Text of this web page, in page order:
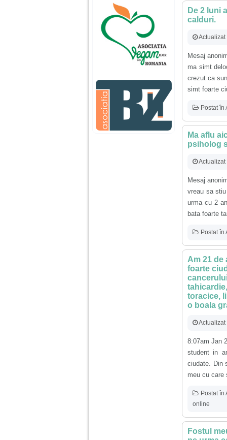
ani, privind in urma
realizez cat de multe
greseli am facut in
educatia si cresterea
ei, am fost o mama
egoista, preocupata
de implinirea
profesionala, cand ea
era mica am neglijat-
agresiva, orice
greseala era taxata cu
o palma sau pedepse.
De 4 ani am o relatie
serioasa cu un barbat
De 2 luni
calduri.
Mesaj
ma simt
crezut ca
simt foarte
Postat în
Ma aflu
psiholog
Actualizat
Mesaj
vreau sa
urma cu 2
bata foarte
Postat în
Am 21
foarte
toracice,
o boala
8:07am Jan
student in
ciudate. Din
meu cu care
Postat în
online
Fostul